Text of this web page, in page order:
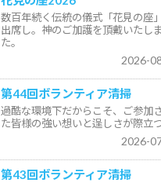
数百年続く伝統の儀式「花見の座
出席し。神のご加護を頂戴いたし
た。
2026-
第44回ボランティア清掃
過酷な環境下だからこそ、ご参加
た皆様の強い想いと逞しさが際立
2026-
第43回ボランティア清掃